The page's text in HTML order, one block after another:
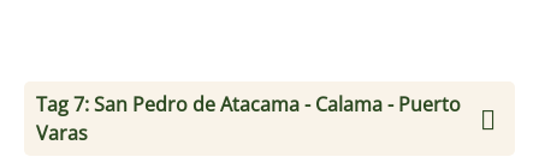
Tag 8: Vulkan Osorno und Deutsche